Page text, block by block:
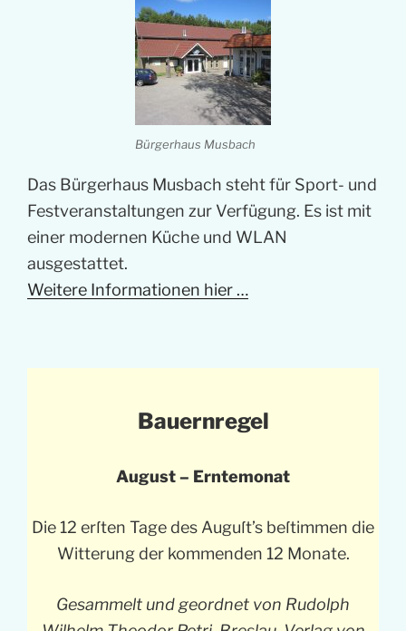
Bürgerhaus Musbach
Das Bürgerhaus Musbach steht für Sport- und
Festveranstaltungen zur Verfügung. Es ist mit
einer modernen Küche und WLAN
ausgestattet.
Weitere Informationen hier …
Bauernregel
August – Erntemonat
Die 12 erſten Tage des Auguſt’s beſtimmen die
Witterung der kommenden 12 Monate.
Gesammelt und geordnet von Rudolph